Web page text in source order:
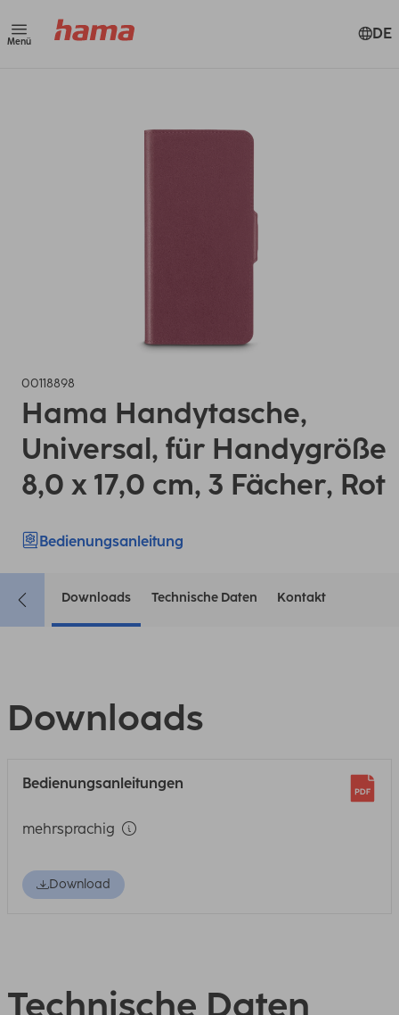
Menü DE
00118898
Hama Handytasche,
Universal, für Handygröße
8,0 x 17,0 cm, 3 Fächer, Rot
Bedienungsanleitung
Downloads Technische Daten Kontakt
Downloads
Bedienungsanleitungen
mehrsprachig
Download
Technische Daten